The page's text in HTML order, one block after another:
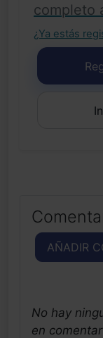
completo
¿Ya estás
AÑADIR
No hay
en comentar